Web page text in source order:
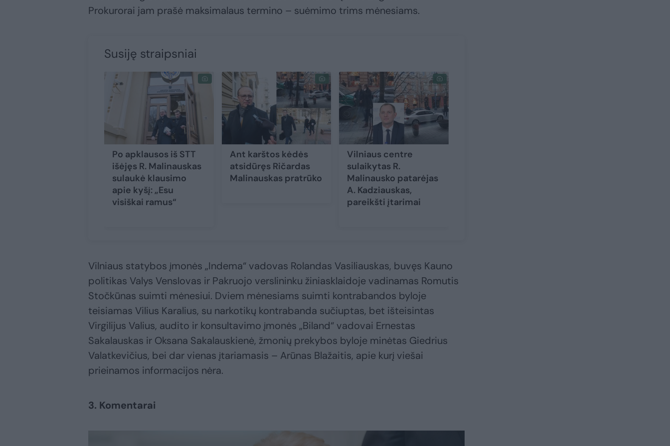
Prokurorai jam prašė maksimalaus termino – suėmimo trims mėnesiams.
Susiję straipsniai
Po apklausos iš STT
išėjęs R. Malinauskas
sulaukė klausimo
apie kyšį: „Esu
visiškai ramus“
Ant karštos kėdės
atsidūręs Ričardas
Malinauskas pratrūko
Vilniaus centre
sulaikytas R.
Malinausko patarėjas
A. Kadziauskas,
pareikšti įtarimai
Vilniaus statybos įmonės „Indema“ vadovas Rolandas Vasiliauskas, buvęs Kauno
politikas Valys Venslovas ir Pakruojo verslininku žiniasklaidoje vadinamas Romutis
Stočkūnas suimti mėnesiui. Dviem mėnesiams suimti kontrabandos byloje
teisiamas Vilius Karalius, su narkotikų kontrabanda sučiuptas, bet išteisintas
Virgilijus Valius, audito ir konsultavimo įmonės „Biland“ vadovai Ernestas
Sakalauskas ir Oksana Sakalauskienė, žmonių prekybos byloje minėtas Giedrius
Valatkevičius, bei dar vienas įtariamasis – Arūnas Blažaitis, apie kurį viešai
prieinamos informacijos nėra.
3. Komentarai